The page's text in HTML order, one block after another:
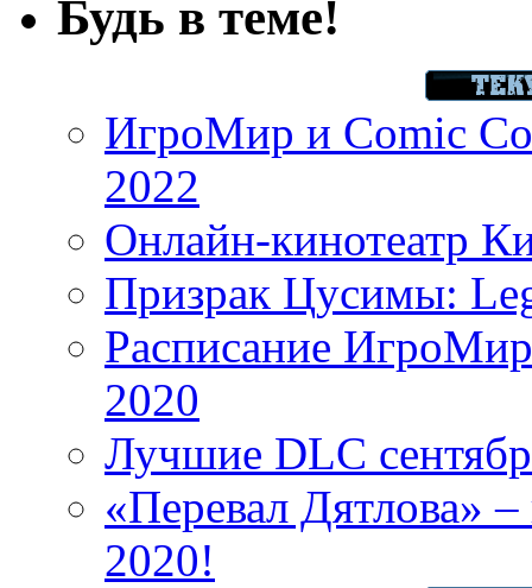
Будь в теме!
ИгроМир и Comic
2022
Онлайн-кинотеатр
Призрак Цусимы:
Расписание
2020
Лучшие DLC
«Перевал Дятлова»
2020!